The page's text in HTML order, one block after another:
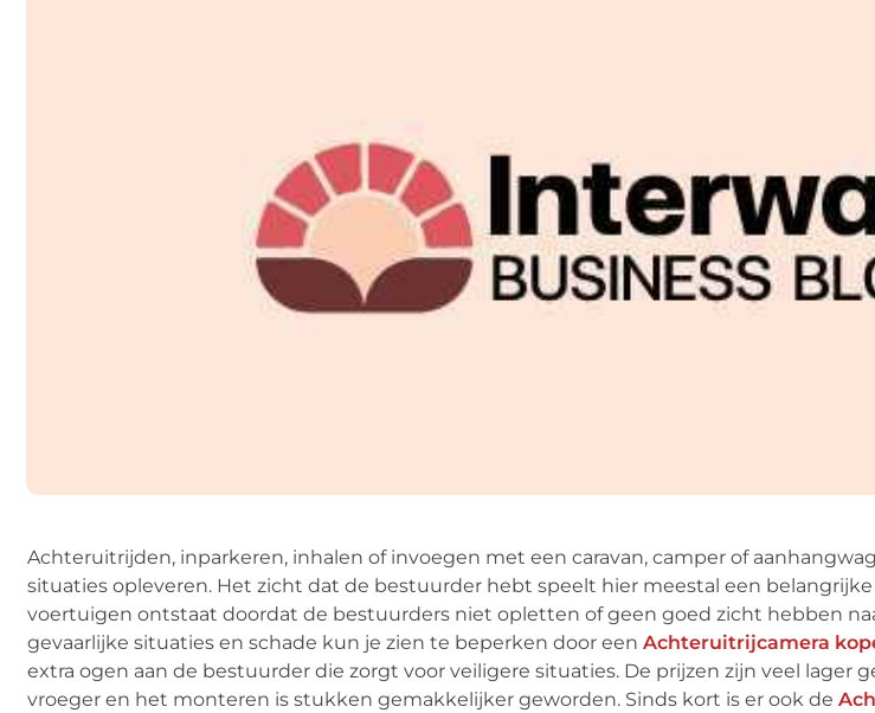
Achteruitrijden, inparkeren, inhalen of invoegen met een caravan, camper of
situaties opleveren. Het zicht dat de bestuurder hebt speelt hier meestal een belangrijke
voertuigen ontstaat doordat de bestuurders niet opletten of geen goed zicht hebben
gevaarlijke situaties en schade kun je zien te beperken door een Achteruitrijcamera
extra ogen aan de bestuurder die zorgt voor veiligere situaties. De prijzen zijn veel lager
vroeger en het monteren is stukken gemakkelijker geworden. Sinds kort is er ook de